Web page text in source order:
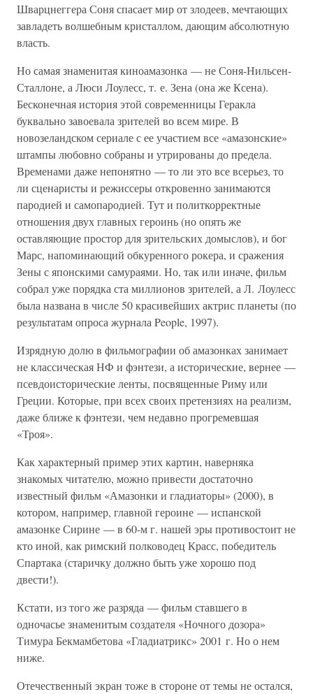
Шварцнеггера Соня спасает мир от злодеев, мечтающих
завладеть волшебным кристаллом, дающим абсолютную
власть.
Но самая знаменитая киноамазонка — не Соня-Нильсен-
Сталлоне, а Люси Лоулесс, т. е. Зена (она же Ксена).
Бесконечная история этой современницы Геракла
буквально завоевала зрителей во всем мире. В
новозеландском сериале с ее участием все «амазонские»
штампы любовно собраны и утрированы до предела.
Временами даже непонятно — то ли это все всерьез, то
ли сценаристы и режиссеры откровенно занимаются
пародией и самопародией. Тут и политкорректные
отношения двух главных героинь (но опять же
оставляющие простор для зрительских домыслов), и бог
Марс, напоминающий обкуренного рокера, и сражения
Зены с японскими самураями. Но, так или иначе, фильм
собрал уже порядка ста миллионов зрителей, а Л. Лоулесс
была названа в числе 50 красивейших актрис планеты (по
результатам опроса журнала People, 1997).
Изрядную долю в фильмографии об амазонках занимает
не классическая НФ и фэнтези, а исторические, вернее —
псевдоисторические ленты, посвященные Риму или
Греции. Которые, при всех своих претензиях на реализм,
даже ближе к фэнтези, чем недавно прогремевшая
«Троя».
Как характерный пример этих картин, наверняка
знакомых читателю, можно привести достаточно
известный фильм «Амазонки и гладиаторы» (2000), в
котором, например, главной героине — испанской
амазонке Сирине — в 60-м г. нашей эры противостоит не
кто иной, как римский полководец Красс, победитель
Спартака (старичку должно быть уже хорошо под
двести!).
Кстати, из того же разряда — фильм ставшего в
одночасье знаменитым создателя «Ночного дозора»
Тимура Бекмамбетова «Гладиатрикс» 2001 г. Но о нем
ниже.
Отечественный экран тоже в стороне от темы не остался,